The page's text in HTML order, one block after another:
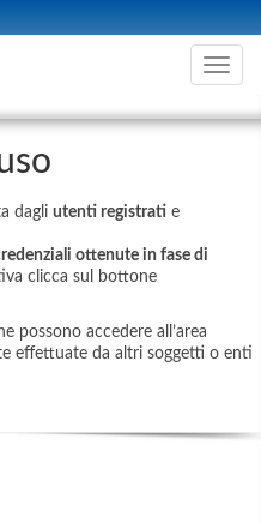
Toggle
dagli utenti registrati e
ottenute in fase di
clicca sul bottone
possono accedere all’area
effettuate da altri soggetti o enti